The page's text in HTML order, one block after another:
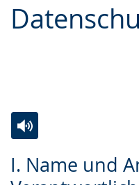
Leichten
Audio-
Video
angezeigt.
I. Name und
Leichten
Audio-
Video